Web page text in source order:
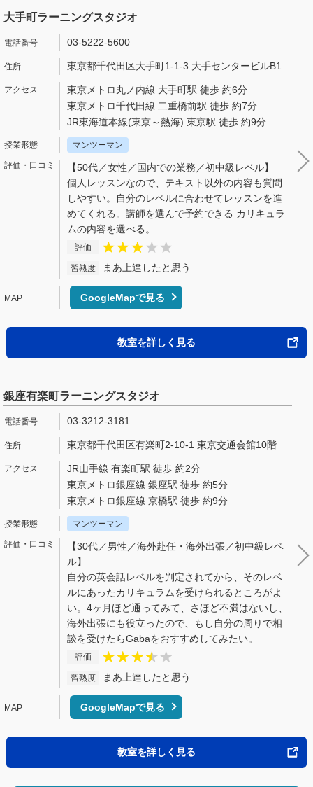
大手町ラーニングスタジオ
03-5222-5600
東京都千代田区大手町1-1-3 大手センタービルB1
東京メトロ丸ノ内線 大手町駅 徒歩 約6分
東京メトロ千代田線 二重橋前駅 徒歩 約7分
JR東海道本線(東京～熱海) 東京駅 徒歩 約9分
マンツーマン
【50代／女性／国内での業務／初中級レベル】
個人レッスンなので、テキスト以外の内容も質問
しやすい。自分のレベルに合わせてレッスンを進
めてくれる。講師を選んで予約できる カリキュラ
ムの内容を選べる。
評価
習熟度 まあ上達したと思う
GoogleMapで見る
教室を詳しく見る
銀座有楽町ラーニングスタジオ
03-3212-3181
東京都千代田区有楽町2-10-1 東京交通会館10階
JR山手線 有楽町駅 徒歩 約2分
東京メトロ銀座線 銀座駅 徒歩 約5分
東京メトロ銀座線 京橋駅 徒歩 約9分
マンツーマン
【30代／男性／海外赴任・海外出張／初中級レベ
ル】
自分の英会話レベルを判定されてから、そのレベ
ルにあったカリキュラムを受けられるところがよ
い。4ヶ月ほど通ってみて、さほど不満はないし、
海外出張にも役立ったので、もし自分の周りで相
談を受けたらGabaをおすすめしてみたい。
評価
習熟度 まあ上達したと思う
GoogleMapで見る
教室を詳しく見る